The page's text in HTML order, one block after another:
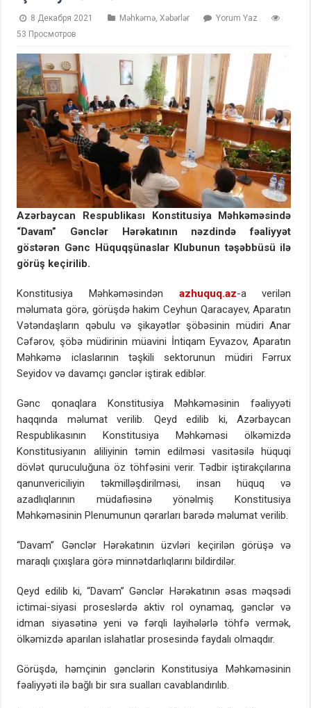
8 Декабря 2021 Məhkəmə,Xəbərlər
Yorum Yaz
53 Просмотров
Azərbaycan Respublikası Konstitusiya Məhkəməsində
“Davam” Gənclər Hərəkatının nəzdində fəaliyyət
göstərən Gənc Hüquqşünaslar Klubunun təşəbbüsü ilə
görüş keçirilib.
Konstitusiya Məhkəməsindən azhuquq.az-a verilən
məlumata görə, görüşdə hakim Ceyhun Qaracayev, Aparatın
Vətəndaşların qəbulu və şikayətlər şöbəsinin müdiri Anar
Cəfərov, şöbə müdirinin müavini İntiqam Eyvazov, Aparatın
Məhkəmə iclaslarının təşkili sektorunun müdiri Fərrux
Seyidov və davamçı gənclər iştirak ediblər.
Gənc qonaqlara Konstitusiya Məhkəməsinin fəaliyyəti
haqqında məlumat verilib. Qeyd edilib ki, Azərbaycan
Respublikasının Konstitusiya Məhkəməsi ölkəmizdə
Konstitusiyanın aliliyinin təmin edilməsi vasitəsilə hüquqi
dövlət quruculuğuna öz töhfəsini verir. Tədbir iştirakçılarına
qanunvericiliyin təkmilləşdirilməsi, insan hüquq və
azadlıqlarının müdafiəsinə yönəlmiş Konstitusiya
Məhkəməsinin Plenumunun qərarları barədə məlumat verilib.
“Davam” Gənclər Hərəkatının üzvləri keçirilən görüşə və
maraqlı çıxışlara görə minnətdarlıqlarını bildirdilər.
Qeyd edilib ki, “Davam” Gənclər Hərəkatının əsas məqsədi
ictimai-siyasi proseslərdə aktiv rol oynamaq, gənclər və
idman siyasətinə yeni və fərqli layihələrlə töhfə vermək,
ölkəmizdə aparılan islahatlar prosesində faydalı olmaqdır.
Görüşdə, həmçinin gənclərin Konstitusiya Məhkəməsinin
fəaliyyəti ilə bağlı bir sıra sualları cavablandırılıb.